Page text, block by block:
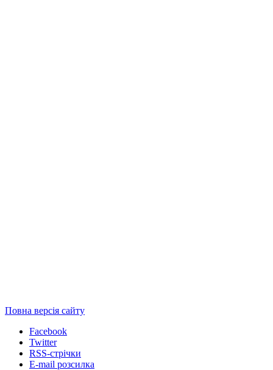
Повна версія сайту
Facebook
Twitter
RSS-стрічки
E-mail розсилка